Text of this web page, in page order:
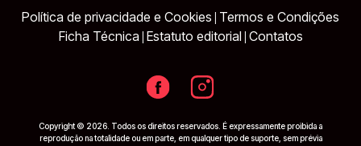
Política de privacidade e Cookies Termos e Condições
Ficha Técnica Estatuto editorial Contatos
Copyright © 2026. Todos os direitos reservados. É expressamente proibida a
reprodução na totalidade ou em parte, em qualquer tipo de suporte, sem prévia